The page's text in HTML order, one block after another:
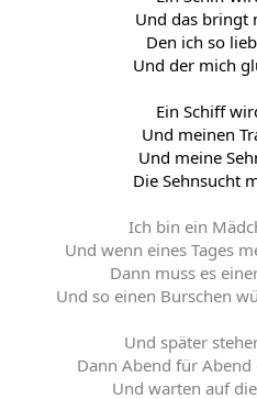
Und das bringt
Den ich so
Und der mich
Ein Schiff
Und meinen
Und meine
Die Sehnsucht
Ich bin ein
Und wenn eines Tages
Dann muss es
Und so einen Burschen
Und später
Dann Abend für
Und warten auf